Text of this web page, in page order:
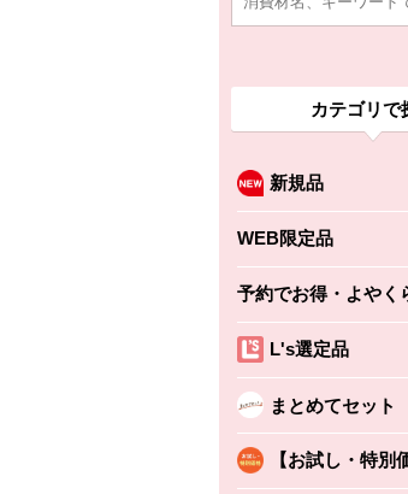
カテゴリで
新規品
WEB限定品
予約でお得・よやく
L's選定品
まとめてセット
【お試し・特別